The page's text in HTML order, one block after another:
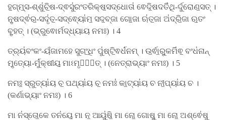
ହ॒ଗ୍​ମ୍॒ସ-ଶ୍ଶୁ॑ଚି॒ଷ-ଦ୍ଵସୁ॑ରଂତରିକ୍ଷ॒ସଦ୍ଧୋତା॑ ଵେଦି॒ଷଦତି॑ଥି-ର୍ଦୁରୋଣ॒ସତ୍ ।
ନୃ॒ଷଦ୍ଵ॑ର॒-ସଦୃ॑ତ॒-ସଦ୍ଵ୍ୟୋ॑ମ॒ ସଦ॒ବ୍ଜା ଗୋ॒ଜା ଋ॑ତ॒ଜା ଅ॑ଦ୍ରି॒ଜା ଋ॒ତଂ
ବୃ॒ହତ୍ । (ଭ୍ରୁଵୋର୍ମଦ୍ଧ୍ୟାୟ ନମଃ) । 4
ତ୍ର୍ୟ॑ବଂକଂ-ୟଁଜାମହେ ସୁଗଂ॒ଧିଂ ପୁ॑ଷ୍ଟି॒ଵର୍ଧ॑ନମ୍ । ଉ॒ର୍ଵା॒ରୁ॒କମି॑ଵ॒ ବଂଧ॑ନାନ୍
ମୃ॒ତ୍ୟୋ-ର୍ମୁ॑କ୍ଷୀୟ॒ ମାଽମୃତା᳚ତ୍ । (ନେତ୍ରାଭ୍ୟାଂ ନମଃ) । 5
ନମଃ॒ ସ୍ରୁତ୍ୟା॑ୟ ଚ॒ ପଥ୍ୟା॑ୟ ଚ॒ ନମଃ॑ କା॒ଟ୍ୟା॑ୟ ଚ ନୀ॒ପ୍ୟା॑ୟ ଚ ।
(କର୍ଣାଭ୍ୟାଂ ନମଃ) । 6
ମା ନ॑ସ୍ତୋ॒କେ ତନ॑ୟେ॒ ମା ନ॒ ଆୟୁ॑ଷି॒ ମା ନୋ॒ ଗୋଷୁ॒ ମା ନୋ॒ ଅଶ୍ଵେ॑ଷୁ